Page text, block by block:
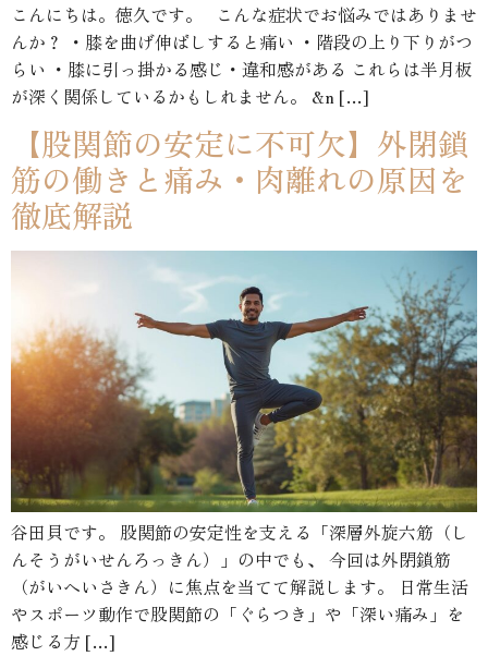
こんにちは。徳久です。 こんな症状でお悩みではありませ
んか？ ・膝を曲げ伸ばしすると痛い ・階段の上り下りがつ
らい ・膝に引っ掛かる感じ・違和感がある これらは半月板
が深く関係しているかもしれません。 &n […]
【股関節の安定に不可欠】外閉鎖
筋の働きと痛み・肉離れの原因を
徹底解説
谷田貝です。 股関節の安定性を支える「深層外旋六筋（し
んそうがいせんろっきん）」の中でも、 今回は外閉鎖筋
（がいへいさきん）に焦点を当てて解説します。 日常生活
やスポーツ動作で股関節の「ぐらつき」や「深い痛み」を
感じる方 […]